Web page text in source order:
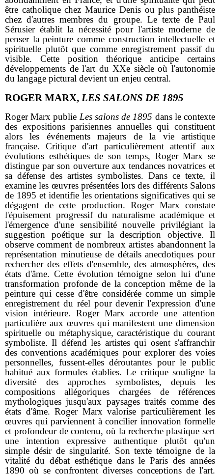
être catholique chez Maurice Denis ou plus panthéiste
chez d'autres membres du groupe. Le texte de Paul
Sérusier établit la nécessité pour l'artiste moderne de
penser la peinture comme construction intellectuelle et
spirituelle plutôt que comme enregistrement passif du
visible. Cette position théorique anticipe certains
développements de l'art du XXe siècle où l'autonomie
du langage pictural devient un enjeu central.
ROGER MARX, LES SALONS DE 1895
Roger Marx publie Les salons de 1895 dans le contexte
des expositions parisiennes annuelles qui constituent
alors les événements majeurs de la vie artistique
française. Critique d'art particulièrement attentif aux
évolutions esthétiques de son temps, Roger Marx se
distingue par son ouverture aux tendances novatrices et
sa défense des artistes symbolistes. Dans ce texte, il
examine les œuvres présentées lors des différents Salons
de 1895 et identifie les orientations significatives qui se
dégagent de cette production. Roger Marx constate
l'épuisement progressif du naturalisme académique et
l'émergence d'une sensibilité nouvelle privilégiant la
suggestion poétique sur la description objective. Il
observe comment de nombreux artistes abandonnent la
représentation minutieuse de détails anecdotiques pour
rechercher des effets d'ensemble, des atmosphères, des
états d'âme. Cette évolution témoigne selon lui d'une
transformation profonde de la conception même de la
peinture qui cesse d'être considérée comme un simple
enregistrement du réel pour devenir l'expression d'une
vision intérieure. Roger Marx accorde une attention
particulière aux œuvres qui manifestent une dimension
spirituelle ou métaphysique, caractéristique du courant
symboliste. Il défend les artistes qui osent s'affranchir
des conventions académiques pour explorer des voies
personnelles, fussent-elles déroutantes pour le public
habitué aux formules établies. Le critique souligne la
diversité des approches symbolistes, depuis les
compositions allégoriques chargées de références
mythologiques jusqu'aux paysages traités comme des
états d'âme. Roger Marx valorise particulièrement les
œuvres qui parviennent à concilier innovation formelle
et profondeur de contenu, où la recherche plastique sert
une intention expressive authentique plutôt qu'un
simple désir de singularité. Son texte témoigne de la
vitalité du débat esthétique dans le Paris des années
1890 où se confrontent diverses conceptions de l'art.